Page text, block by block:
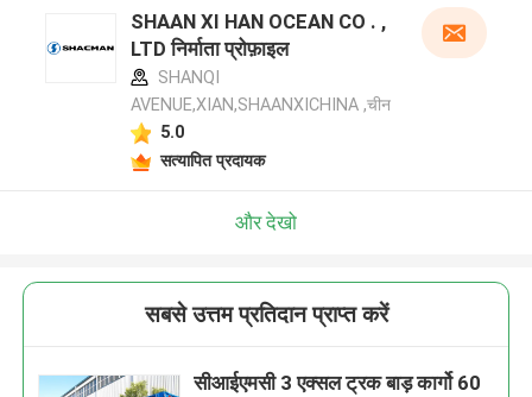
SHAAN XI HAN OCEAN CO . ,
LTD निर्माता प्रोफ़ाइल
SHANQI
AVENUE,XIAN,SHAANXICHINA ,चीन
5.0
सत्यापित प्रदायक
और देखो
सबसे उत्तम प्रतिदान प्राप्त करें
सीआईएमसी 3 एक्सल ट्रक बाड़ कार्गो 60